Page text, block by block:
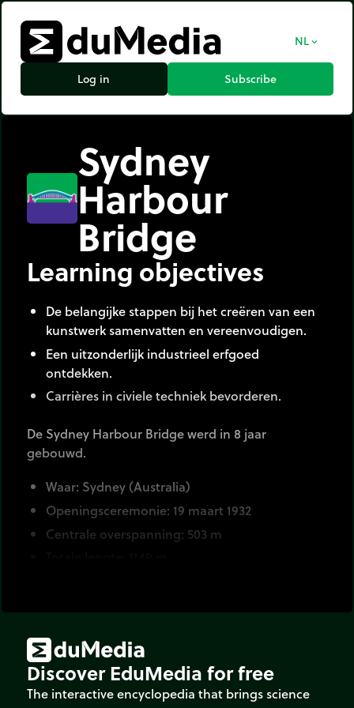
NL expand_more
Log in Subscribe
Sydney
Harbour
Bridge
Learning objectives
De belangijke stappen bij het creëren van een
kunstwerk samenvatten en vereenvoudigen.
Een uitzonderlijk industrieel erfgoed
ontdekken.
Carrières in civiele techniek bevorderen.
De Sydney Harbour Bridge werd in 8 jaar
gebouwd.
Waar: Sydney (Australia)
Openingsceremonie: 19 maart 1932
Centrale overspanning: 503 m
Aantal klinknagels: 6.000.000
Duur van het werk: 8 jaar
Kosten: 6,25 M£ (Australisch pond)
Discover EduMedia for free
The interactive encyclopedia that brings science